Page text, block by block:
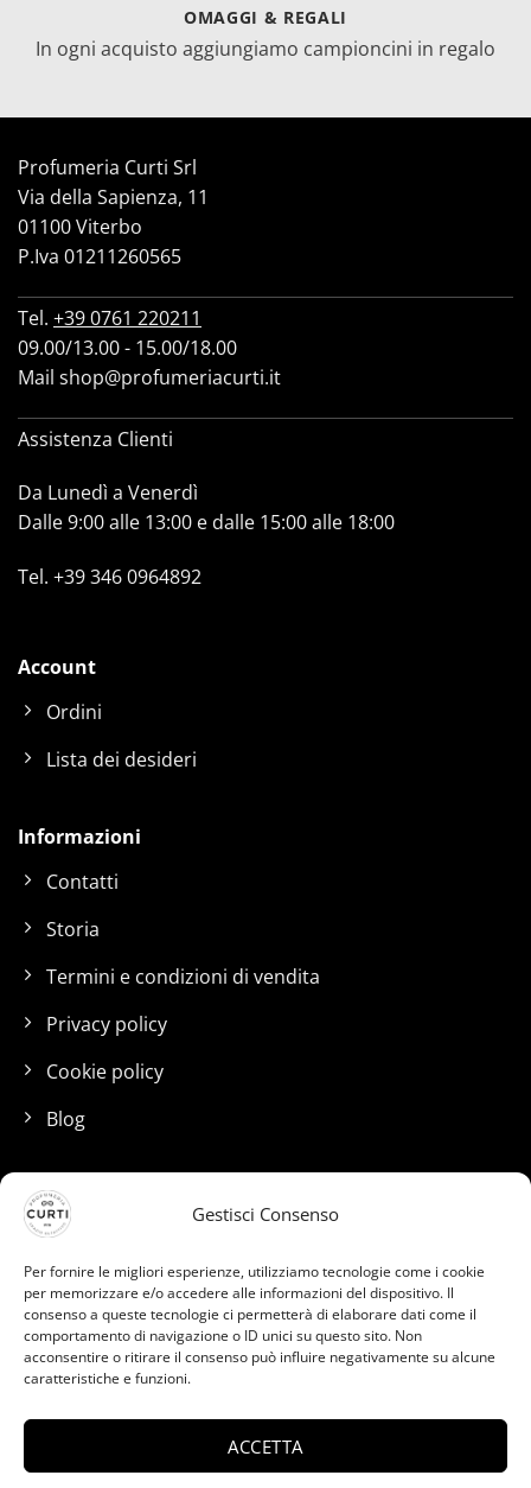
Gestisci Consenso
Per fornire le migliori esperienze, utilizziamo tecnologie come i cookie
per memorizzare e/o accedere alle informazioni del dispositivo. Il
consenso a queste tecnologie ci permetterà di elaborare dati come il
comportamento di navigazione o ID unici su questo sito. Non
acconsentire o ritirare il consenso può influire negativamente su alcune
caratteristiche e funzioni.
ACCETTA
OMAGGI & REGALI
In ogni acquisto aggiungiamo campioncini in regalo
Profumeria Curti Srl
Via della Sapienza, 11
01100 Viterbo
P.Iva 01211260565
Tel. +39 0761 220211
09.00/13.00 - 15.00/18.00
Mail shop@profumeriacurti.it
Assistenza Clienti
Da Lunedì a Venerdì
Dalle 9:00 alle 13:00 e dalle 15:00 alle 18:00
Tel. +39 346 0964892
Account
Ordini
Lista dei desideri
Informazioni
Contatti
Storia
Termini e condizioni di vendita
Privacy policy
Cookie policy
Blog
I nostri canali social